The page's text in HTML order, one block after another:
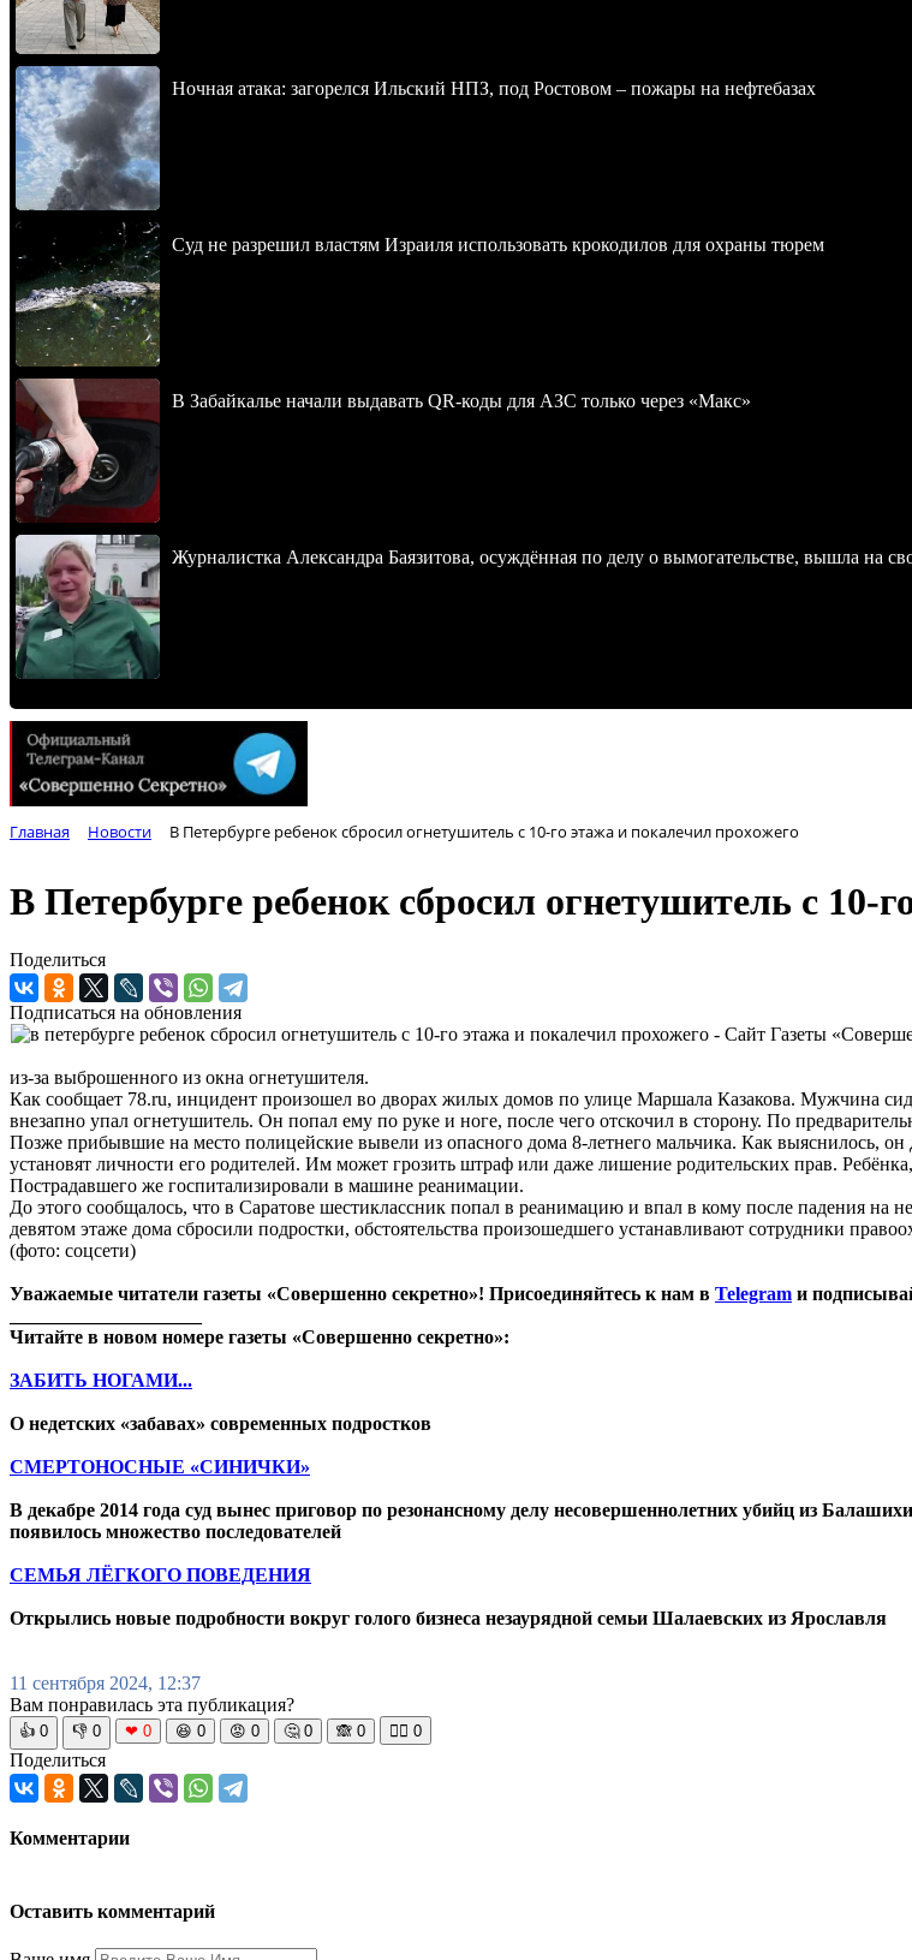
Ночная атака: загорелся Ильский НПЗ, под Ростовом – пожары на нефтебазах
Суд не разрешил властям Израиля использовать крокодилов для охраны тюрем
В Забайкалье начали выдавать QR-коды для АЗС только через «Макс»
Журналистка Александра Баязитова, осуждённая по делу о вымогательстве, вышла на
Главная Новости В Петербурге ребенок сбросил огнетушитель с 10-го этажа и покалечил прохожего
В Петербурге ребенок сбросил огнетушитель с 10-
Поделиться
Подписаться на обновления
из-за выброшенного из окна огнетушителя.
Как сообщает 78.ru, инцидент произошел во дворах жилых домов по улице Маршала Казакова. Мужчина
внезапно упал огнетушитель. Он попал ему по руке и ноге, после чего отскочил в сторону. По
Позже прибывшие на место полицейские вывели из опасного дома 8-летнего мальчика. Как выяснилось,
установят личности его родителей. Им может грозить штраф или даже лишение родительских прав.
Пострадавшего же госпитализировали в машине реанимации.
До этого сообщалось, что в Саратове шестиклассник попал в реанимацию и впал в кому после падения
девятом этаже дома сбросили подростки, обстоятельства произошедшего устанавливают сотрудники
(фото: соцсети)
Уважаемые читатели газеты «Совершенно секретно»! Присоединяйтесь к нам в Telegram и
Читайте в новом номере газеты «Совершенно секретно»:
ЗАБИТЬ НОГАМИ...
О недетских «забавах» современных подростков
СМЕРТОНОСНЫЕ «СИНИЧКИ»
В декабре 2014 года суд вынес приговор по резонансному делу несовершеннолетних убийц из
появилось множество последователей
СЕМЬЯ ЛЁГКОГО ПОВЕДЕНИЯ
Открылись новые подробности вокруг голого бизнеса незаурядной семьи Шалаевских из Ярославля
11 сентября 2024, 12:37
Вам понравилась эта публикация?
👍 0 👎 0 ❤ 0 😆 0 😡 0 🤔 0 🙈 0 🧘‍♀️ 0
Поделиться
Комментарии
Оставить комментарий